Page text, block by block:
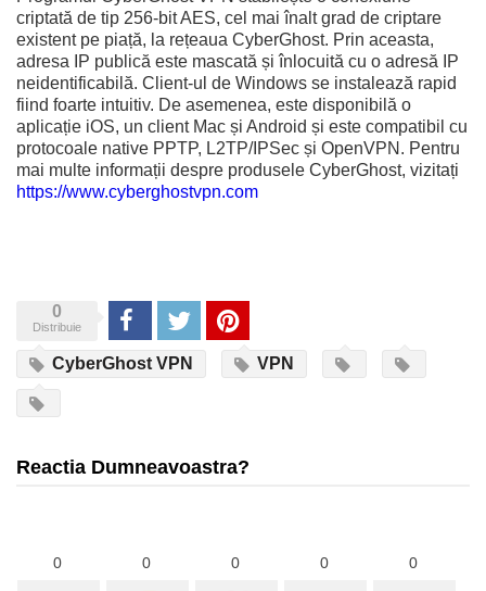
criptată de tip 256-bit AES, cel mai înalt grad de criptare
existent pe piață, la rețeaua CyberGhost. Prin aceasta,
adresa IP publică este mascată și înlocuită cu o adresă IP
neidentificabilă. Client-ul de Windows se instalează rapid
fiind foarte intuitiv. De asemenea, este disponibilă o
aplicație iOS, un client Mac și Android și este compatibil cu
protocoale native PPTP, L2TP/IPSec și OpenVPN. Pentru
mai multe informații despre produsele CyberGhost, vizitați
https://www.cyberghostvpn.com
0
Distribuie Share Tweet Pinterest
CyberGhost VPN VPN
Reactia Dumneavoastra?
0 0 0 0 0